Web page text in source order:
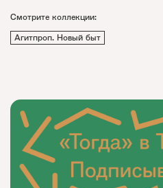
Смотрите коллекции:
Агитпроп. Новый быт